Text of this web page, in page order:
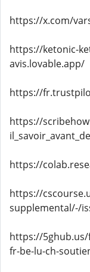
https://x.com/
https://ketonic-
avis.lovable.app/
https://
https://
https://
https://
supplemental/-/
https://
fr-be-lu-ch-